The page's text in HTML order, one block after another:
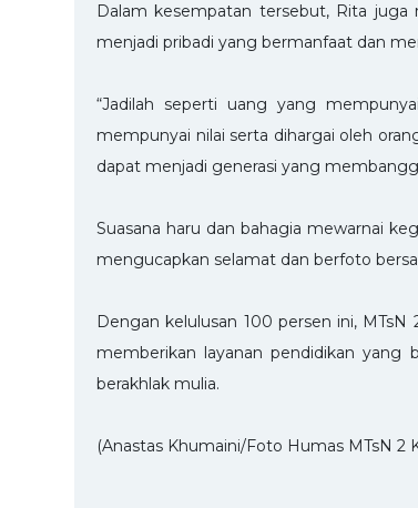
Dalam kesempatan tersebut, Rita juga
menjadi pribadi yang bermanfaat dan
“Jadilah seperti uang yang
mempunyai nilai serta dihargai oleh
dapat menjadi generasi yang
Suasana haru dan bahagia mewarnai
mengucapkan selamat dan berfoto
Dengan kelulusan 100 persen ini,
memberikan layanan pendidikan yang
berakhlak mulia.
(Anastas Khumaini/Foto Humas MTsN 2